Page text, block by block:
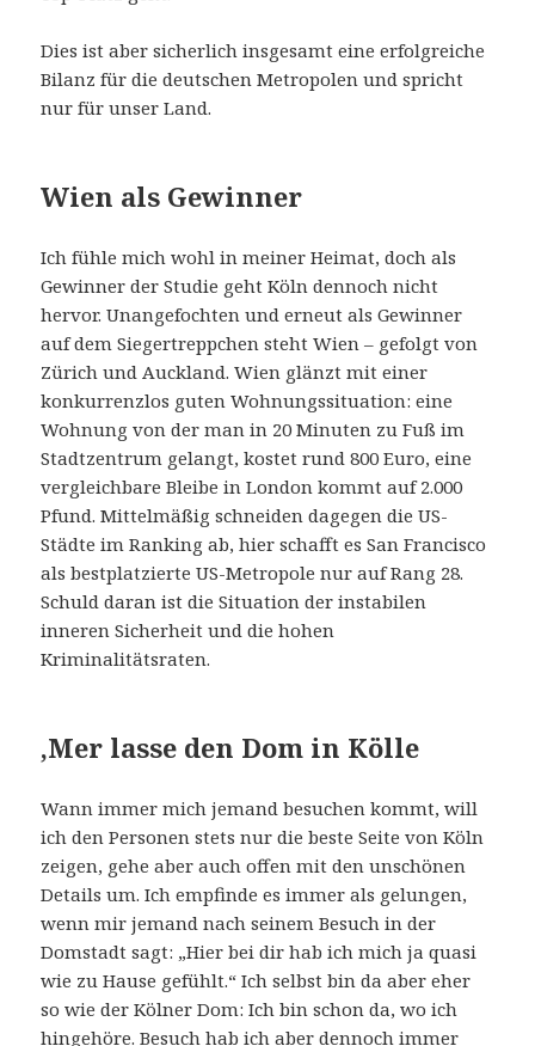
Dies ist aber sicherlich insgesamt eine erfolgreiche
Bilanz für die deutschen Metropolen und spricht
nur für unser Land.
Wien als Gewinner
Ich fühle mich wohl in meiner Heimat, doch als
Gewinner der Studie geht Köln dennoch nicht
hervor. Unangefochten und erneut als Gewinner
auf dem Siegertreppchen steht Wien – gefolgt von
Zürich und Auckland. Wien glänzt mit einer
konkurrenzlos guten Wohnungssituation: eine
Wohnung von der man in 20 Minuten zu Fuß im
Stadtzentrum gelangt, kostet rund 800 Euro, eine
vergleichbare Bleibe in London kommt auf 2.000
Pfund. Mittelmäßig schneiden dagegen die US-
Städte im Ranking ab, hier schafft es San Francisco
als bestplatzierte US-Metropole nur auf Rang 28.
Schuld daran ist die Situation der instabilen
inneren Sicherheit und die hohen
Kriminalitätsraten.
‚Mer lasse den Dom in Kölle
Wann immer mich jemand besuchen kommt, will
ich den Personen stets nur die beste Seite von Köln
zeigen, gehe aber auch offen mit den unschönen
Details um. Ich empfinde es immer als gelungen,
wenn mir jemand nach seinem Besuch in der
Domstadt sagt: „Hier bei dir hab ich mich ja quasi
wie zu Hause gefühlt.“ Ich selbst bin da aber eher
so wie der Kölner Dom: Ich bin schon da, wo ich
hingehöre. Besuch hab ich aber dennoch immer